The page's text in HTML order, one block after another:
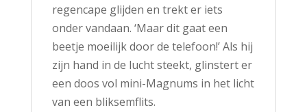
regencape glijden en trekt er iets
onder vandaan. ‘Maar dit gaat een
beetje moeilijk door de telefoon!’ Als hij
zijn hand in de lucht steekt, glinstert er
een doos vol mini-Magnums in het licht
van een bliksemflits.